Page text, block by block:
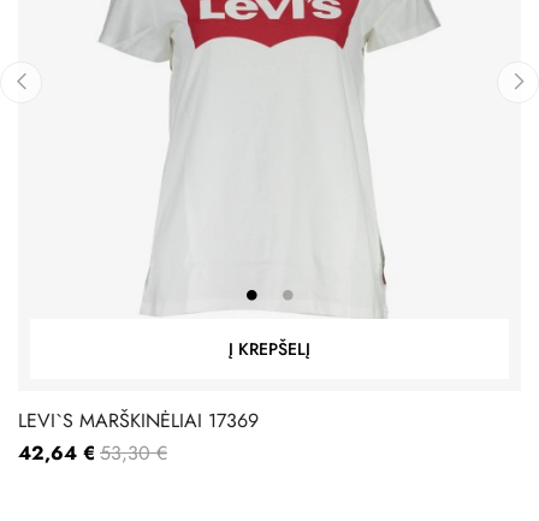
Į KREPŠELĮ
LEVI`S MARŠKINĖLIAI 17369
42,64 € 53,30 €